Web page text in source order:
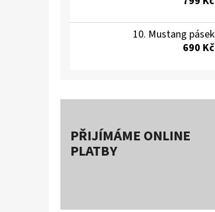
Mustang pásek
690 Kč
PŘIJÍMÁME ONLINE
PLATBY